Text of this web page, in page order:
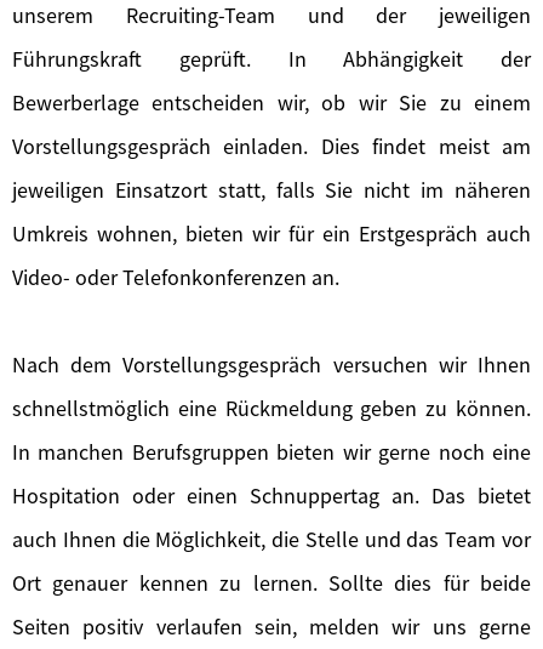
unserem Recruiting-Team und der jeweiligen
Führungskraft geprüft. In Abhängigkeit der
Bewerberlage entscheiden wir, ob wir Sie zu einem
Vorstellungsgespräch einladen. Dies findet meist am
jeweiligen Einsatzort statt, falls Sie nicht im näheren
Umkreis wohnen, bieten wir für ein Erstgespräch auch
Video- oder Telefonkonferenzen an.
Nach dem Vorstellungsgespräch versuchen wir Ihnen
schnellstmöglich eine Rückmeldung geben zu können.
In manchen Berufsgruppen bieten wir gerne noch eine
Hospitation oder einen Schnuppertag an. Das bietet
auch Ihnen die Möglichkeit, die Stelle und das Team vor
Ort genauer kennen zu lernen. Sollte dies für beide
Seiten positiv verlaufen sein, melden wir uns gerne